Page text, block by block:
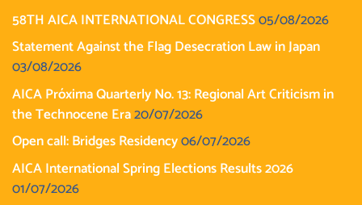
58TH AICA INTERNATIONAL CONGRESS05/08/2026
Statement Against the Flag Desecration Law in Japan
03/08/2026
AICA Próxima Quarterly No. 13: Regional Art Criticism in
the Technocene Era20/07/2026
Open call: Bridges Residency06/07/2026
AICA International Spring Elections Results 2026
01/07/2026